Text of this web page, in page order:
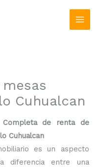
Cuhualcan
Completa de renta de
Cuhualcan
es un aspecto
diferencia entre una